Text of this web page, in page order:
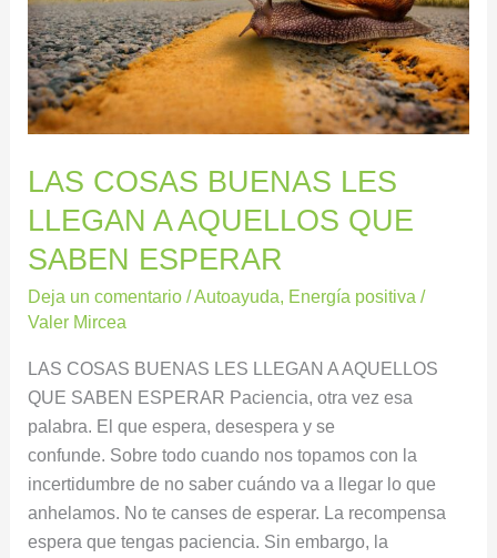
LAS COSAS BUENAS LES
LLEGAN A AQUELLOS QUE
SABEN ESPERAR
Deja un comentario /Autoayuda, Energía positiva /
Valer Mircea
LAS COSAS BUENAS LES LLEGAN A AQUELLOS
QUE SABEN ESPERAR Paciencia, otra vez esa
palabra. El que espera, desespera y se
confunde. Sobre todo cuando nos topamos con la
incertidumbre de no saber cuándo va a llegar lo que
anhelamos. No te canses de esperar. La recompensa
espera que tengas paciencia. Sin embargo, la
AQUELLOS
QUE
SABEN
ESPERAR